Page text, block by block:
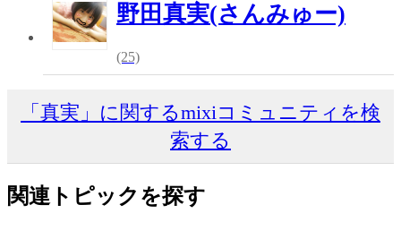
野田真実(さんみゅー)
(25)
「真実」に関するmixiコミュニティを検
索する
関連トピックを探す